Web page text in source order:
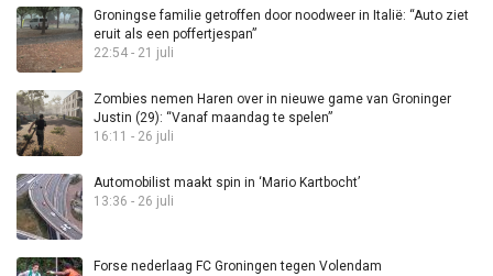
Groningse familie getroffen door noodweer in Italië: “Auto ziet
eruit als een poffertjespan”
22:54 - 21 juli
Zombies nemen Haren over in nieuwe game van Groninger
Justin (29): “Vanaf maandag te spelen”
16:11 - 26 juli
Automobilist maakt spin in ‘Mario Kartbocht’
13:36 - 26 juli
Forse nederlaag FC Groningen tegen Volendam